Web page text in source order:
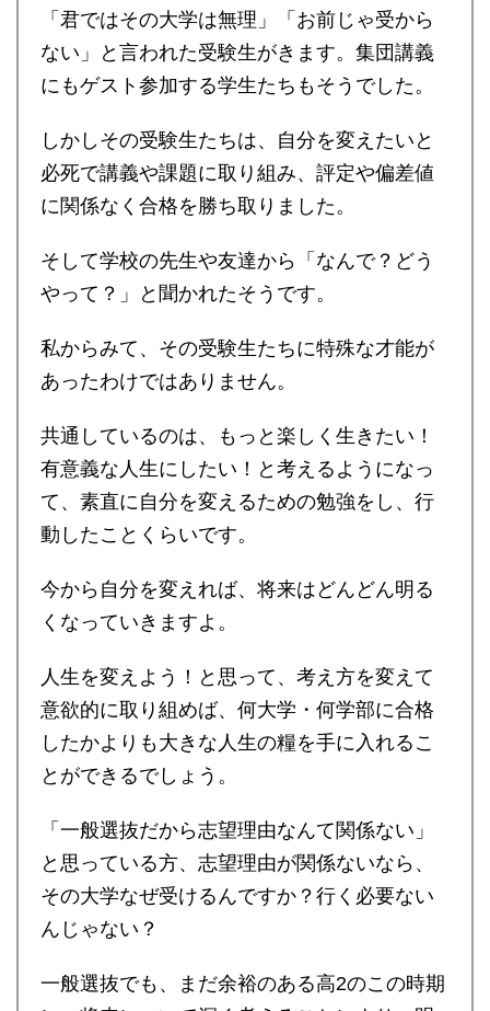
「君ではその大学は無理」「お前じゃ受から
ない」と言われた受験生がきます。集団講義
にもゲスト参加する学生たちもそうでした。
しかしその受験生たちは、自分を変えたいと
必死で講義や課題に取り組み、評定や偏差値
に関係なく合格を勝ち取りました。
そして学校の先生や友達から「なんで？どう
やって？」と聞かれたそうです。
私からみて、その受験生たちに特殊な才能が
あったわけではありません。
共通しているのは、もっと楽しく生きたい！
有意義な人生にしたい！と考えるようになっ
て、素直に自分を変えるための勉強をし、行
動したことくらいです。
今から自分を変えれば、将来はどんどん明る
くなっていきますよ。
人生を変えよう！と思って、考え方を変えて
意欲的に取り組めば、何大学・何学部に合格
したかよりも大きな人生の糧を手に入れるこ
とができるでしょう。
「一般選抜だから志望理由なんて関係ない」
と思っている方、志望理由が関係ないなら、
その大学なぜ受けるんですか？行く必要ない
んじゃない？
一般選抜でも、まだ余裕のある高2のこの時期